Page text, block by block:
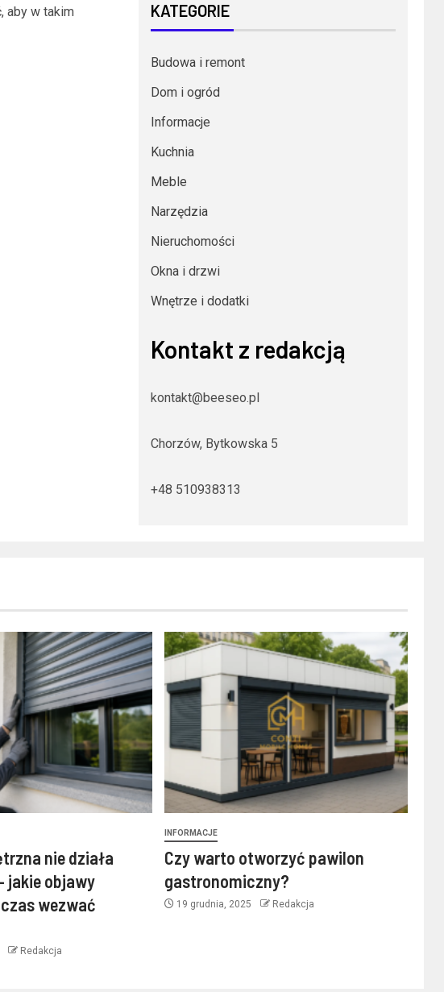
aby w takim
KATEGORIE
Budowa i remont
Dom i ogród
Informacje
Kuchnia
Meble
Narzędzia
Nieruchomości
Okna i drzwi
Wnętrze i dodatki
Kontakt z redakcją
kontakt@beeseo.pl
Chorzów, Bytkowska 5
+48 510938313
nie działa
jakie objawy
wezwać
Redakcja
INFORMACJE
Czy warto otworzyć pawilon
gastronomiczny?
19 grudnia, 2025 Redakcja